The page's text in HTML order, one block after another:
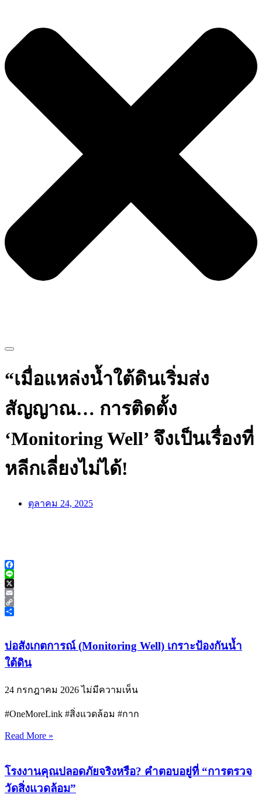
“เมื่อแหล่งน้ำใต้ดินเริ่มส่ง
สัญญาณ… การติดตั้ง
‘Monitoring Well’ จึงเป็นเรื่องที่
หลีกเลี่ยงไม่ได้!
ตุลาคม 24, 2025
Facebook
Line
X
Email
Copy
บ่อสังเกตการณ์ (Monitoring Well) เกราะป้องกันน้ำ
ใต้ดิน
24 กรกฎาคม 2026ไม่มีความเห็น
#OneMoreLink #สิ่งแวดล้อม #กาก
Read More »
โรงงานคุณปลอดภัยจริงหรือ? คำตอบอยู่ที่ “การตรวจ
วัดสิ่งแวดล้อม”